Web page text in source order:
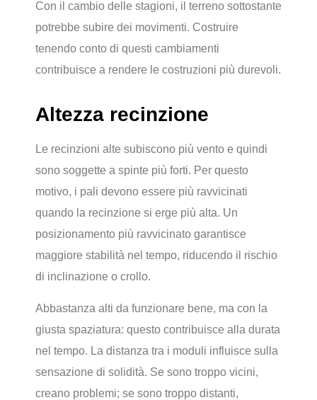
Con il cambio delle stagioni, il terreno sottostante
potrebbe subire dei movimenti. Costruire
tenendo conto di questi cambiamenti
contribuisce a rendere le costruzioni più durevoli.
Altezza recinzione
Le recinzioni alte subiscono più vento e quindi
sono soggette a spinte più forti. Per questo
motivo, i pali devono essere più ravvicinati
quando la recinzione si erge più alta. Un
posizionamento più ravvicinato garantisce
maggiore stabilità nel tempo, riducendo il rischio
di inclinazione o crollo.
Abbastanza alti da funzionare bene, ma con la
giusta spaziatura: questo contribuisce alla durata
nel tempo. La distanza tra i moduli influisce sulla
sensazione di solidità. Se sono troppo vicini,
creano problemi; se sono troppo distanti,